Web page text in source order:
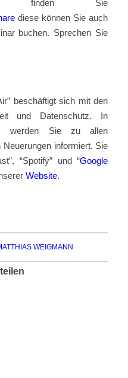
finden Sie
diese können Sie auch
buchen. Sprechen Sie
beschäftigt sich mit den
und Datenschutz. In
werden Sie zu allen
informiert. Sie
“Spotify” und “Google
Website.
WEIGMANN